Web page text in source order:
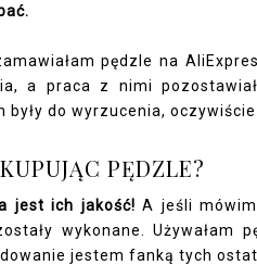
pędzle na
a praca z nimi
były do wyrzucenia,
PĘDZLE?
jest ich jakość! A jeśli
wykonane. Używałam
jestem fanką tych